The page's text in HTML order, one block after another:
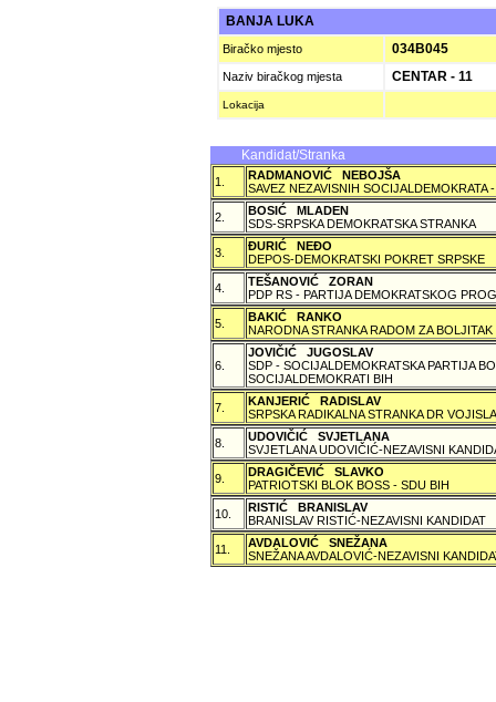
BANJA LUKA
Biračko mjesto 034B045
Naziv biračkog mjesta CENTAR - 11
Lokacija
Kandidat/Stranka
1.
RADMANOVIĆ NEBOJŠA
SAVEZ NEZAVISNIH SOCIJALDEMOKRATA
2.
BOSIĆ MLADEN
SDS-SRPSKA DEMOKRATSKA STRANKA
3.
ÐURIĆ NEÐO
DEPOS-DEMOKRATSKI POKRET SRPSKE
4.
TEŠANOVIĆ ZORAN
PDP RS - PARTIJA DEMOKRATSKOG
5.
BAKIĆ RANKO
NARODNA STRANKA RADOM ZA BOLJITAK
6.
JOVIČIĆ JUGOSLAV
SDP - SOCIJALDEMOKRATSKA PARTIJA
SOCIJALDEMOKRATI BIH
7.
KANJERIĆ RADISLAV
SRPSKA RADIKALNA STRANKA DR
8.
UDOVIČIĆ SVJETLANA
SVJETLANA UDOVIČIĆ-NEZAVISNI
9.
DRAGIČEVIĆ SLAVKO
PATRIOTSKI BLOK BOSS - SDU BIH
10.
RISTIĆ BRANISLAV
BRANISLAV RISTIĆ-NEZAVISNI KANDIDAT
11.
AVDALOVIĆ SNEŽANA
SNEŽANA AVDALOVIĆ-NEZAVISNI